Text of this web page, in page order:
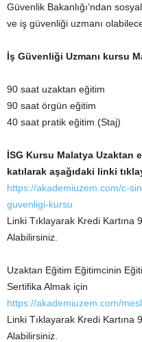
Güvenlik Bakanlığı’ndan
ve iş güvenliği uzmanı
İş Güvenliği Uzmanı kursu
90 saat uzaktan eğitim
90 saat örgün eğitim
40 saat pratik eğitim (Staj)
İSG Kursu Malatya Uzaktan
katılarak aşağıdaki linki
https://akademiuzem.com/c-
guvenligi-kursu
Linki Tıklayarak Kredi Kartına
Alabilirsiniz.
Uzaktan Eğitim Eğitimcinin
Sertifika Almak için
https://akademiuzem.com/
Linki Tıklayarak Kredi Kartına
Alabilirsiniz.